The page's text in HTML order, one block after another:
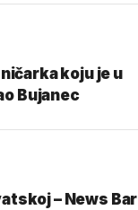
koju je u
Bujanec
– News Bar